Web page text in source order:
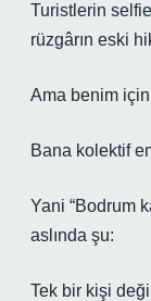
Turistlerin
rüzgârın eski
Ama benim
Bana kolektif
Yani “Bodrum
aslında şu:
Tek bir kişi